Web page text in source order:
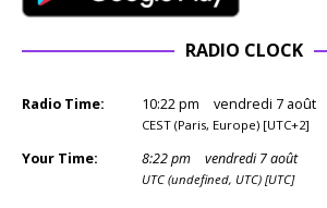
RADIO CLOCK
Radio Time: 10:22pm vendredi 7 août
CEST (Paris, Europe) [UTC+2]
Your Time: 8:22pm vendredi 7 août
UTC (undefined, UTC) [UTC]